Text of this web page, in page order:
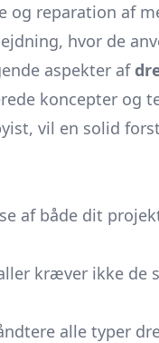
og reparation af
hvor de
aspekter af
koncepter og
vil en solid
af både dit
kræver ikke
alle typer